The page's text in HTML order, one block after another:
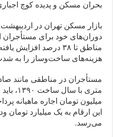
بحران مسکن و پدیده کوچ
دوران‌های خود برای
مناطق تا ۳۸ درصد
هزینه‌های ساخت‌وساز را به
میلیون تومان اجاره ماهیانه
می‌رسد.